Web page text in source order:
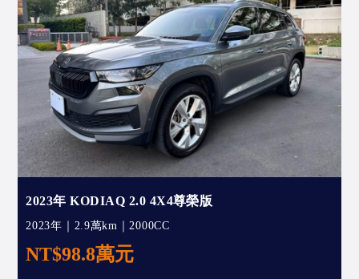
2023年 KODIAQ 2.0 4X4尊榮版
2023年｜2.9萬km｜2000CC
NT$98.8萬元